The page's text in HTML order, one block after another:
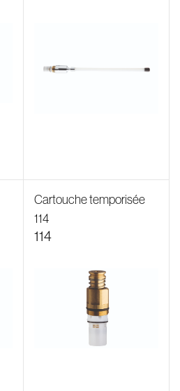
Cartouche temporisée
114
114